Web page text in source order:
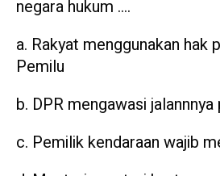
negara hukum ….
a. Rakyat menggunakan hak
Pemilu
b. DPR mengawasi
c. Pemilik kendaraan wajib